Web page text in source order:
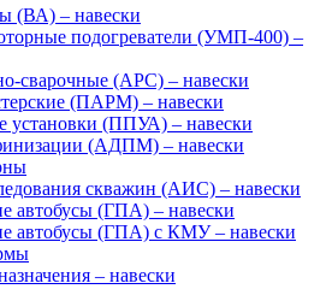
(ВА) – навески
подогреватели (УМП-400) –
сварочные (АРС) – навески
(ПАРМ) – навески
установки (ППУА) – навески
(АДПМ) – навески
скважин (АИС) – навески
автобусы (ГПА) – навески
автобусы (ГПА) с КМУ – навески
– навески